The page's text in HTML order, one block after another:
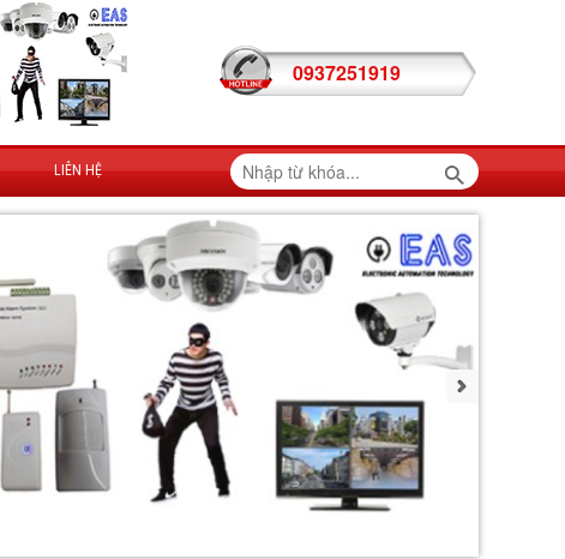
0937251919
LIÊN HỆ